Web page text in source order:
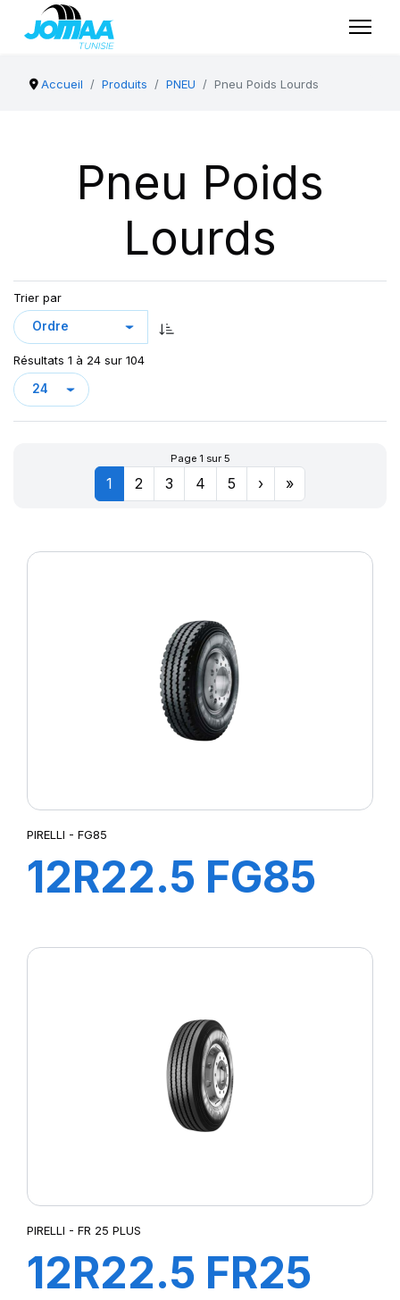
Accueil Produits PNEU Pneu Poids Lourds
Pneu Poids
Lourds
Trier par
Résultats 1 à 24 sur 104
Page 1 sur 5
1 2 3 4 5 › »
PIRELLI - FG85
12R22.5 FG85
PIRELLI - FR 25 PLUS
12R22.5 FR25